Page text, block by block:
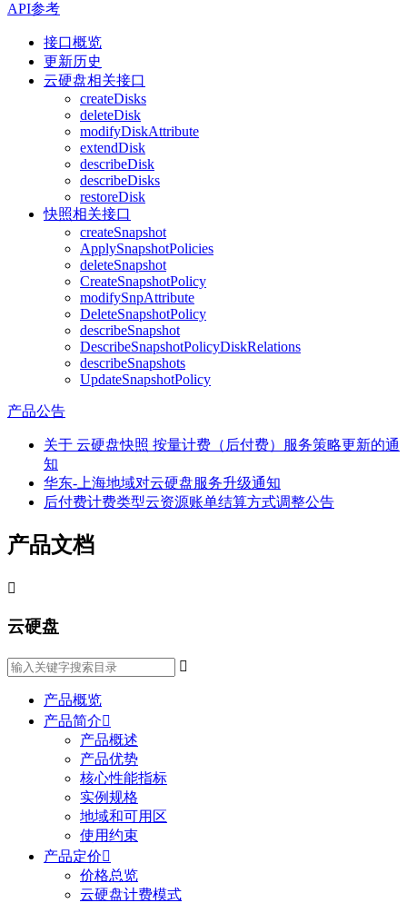
API参考
接口概览
更新历史
云硬盘相关接口
createDisks
deleteDisk
modifyDiskAttribute
extendDisk
describeDisk
describeDisks
restoreDisk
快照相关接口
createSnapshot
ApplySnapshotPolicies
deleteSnapshot
CreateSnapshotPolicy
modifySnpAttribute
DeleteSnapshotPolicy
describeSnapshot
DescribeSnapshotPolicyDiskRelations
describeSnapshots
UpdateSnapshotPolicy
产品公告
关于 云硬盘快照 按量计费（后付费）服务策略更新的通
知
华东-上海地域对云硬盘服务升级通知
后付费计费类型云资源账单结算方式调整公告
产品文档

云硬盘

产品概览
产品简介
产品概述
产品优势
核心性能指标
实例规格
地域和可用区
使用约束
产品定价
价格总览
云硬盘计费模式